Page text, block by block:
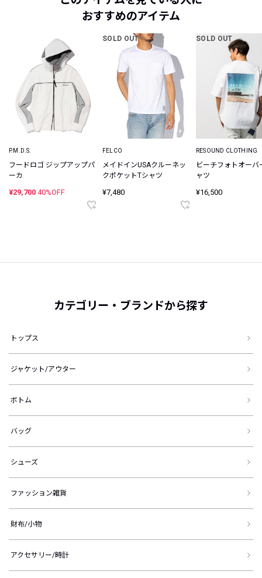
おすすめのアイテム
P.M.D.S.
フードロゴ ジップアップパ
ーカ
¥29,700 40%OFF
SOLD OUT
FELCO
メイドインUSAクルーネッ
クポケットTシャツ
¥7,480
SOLD OUT
RESOUND CLOTHING
ビーチフォトオーバ
ャツ
¥16,500
カテゴリー・ブランドから探す
トップス
ジャケット/アウター
ボトム
バッグ
シューズ
ファッション雑貨
財布/小物
アクセサリー/時計